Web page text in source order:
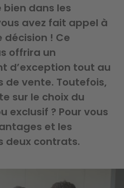
bien dans les
avez fait appel à
décision ! Ce
offrira un
d’exception tout au
de vente. Toutefois,
sur le choix du
exclusif ? Pour vous
et les
deux contrats.